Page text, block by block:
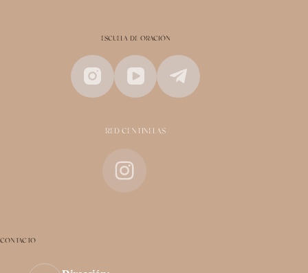
ESCUELA DE ORACIÓN
RED CENTINELAS
CONTACTO